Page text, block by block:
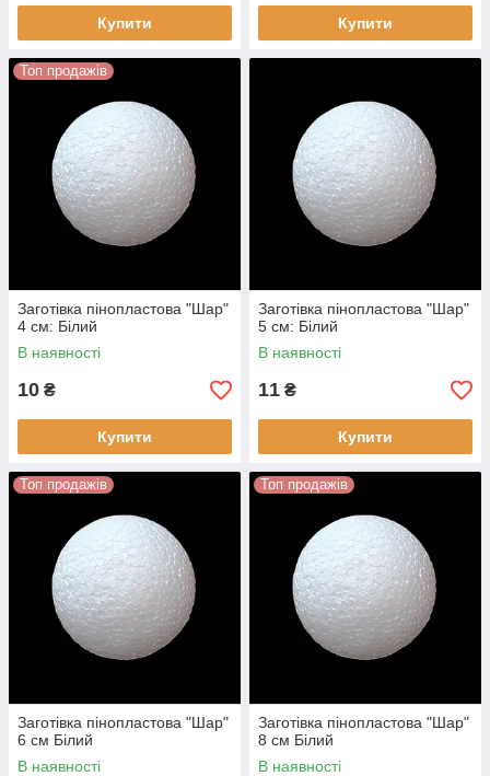
Купити Купити
Топ продажів
Заготівка пінопластова "Шар"
4 см: Білий
В наявності
10 ₴
Купити
Заготівка пінопластова "Шар"
5 см: Білий
В наявності
11 ₴
Купити
Топ продажів
Заготівка пінопластова "Шар"
6 см Білий
В наявності
Топ продажів
Заготівка пінопластова "Шар"
8 см Білий
В наявності